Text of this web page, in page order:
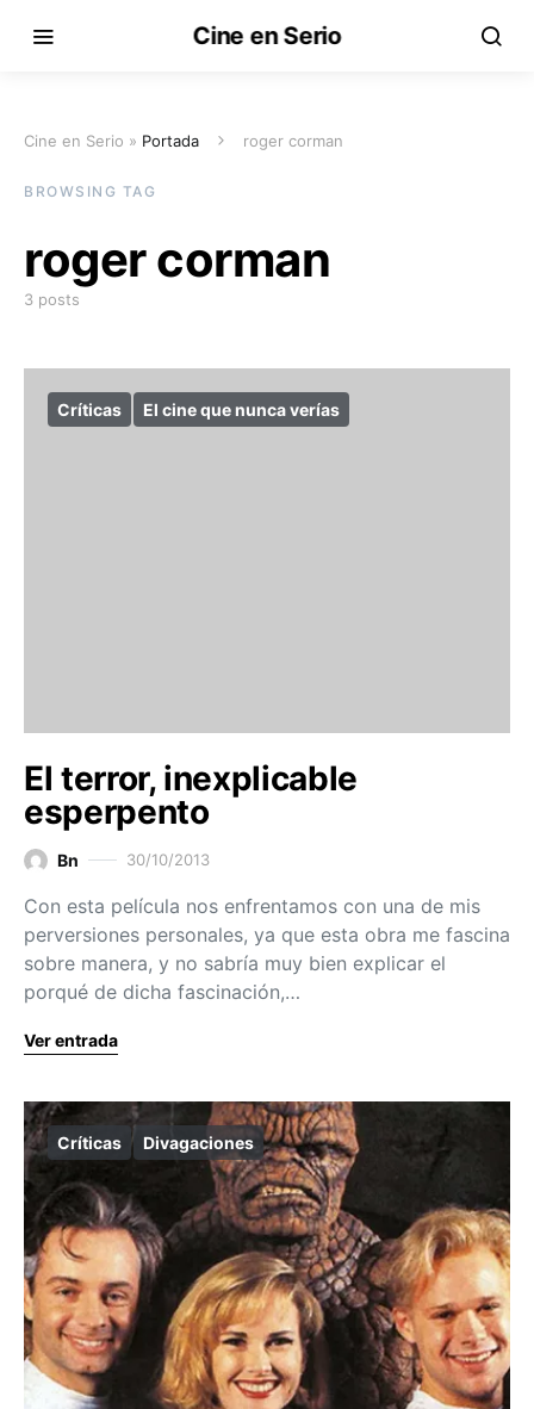
Cine en Serio
Cine en Serio » Portada roger corman
BROWSING TAG
roger corman
3 posts
Críticas El cine que nunca verías
El terror, inexplicable
esperpento
Bn 30/10/2013
Con esta película nos enfrentamos con una de mis
perversiones personales, ya que esta obra me fascina
sobre manera, y no sabría muy bien explicar el
porqué de dicha fascinación,…
Ver entrada
Críticas Divagaciones